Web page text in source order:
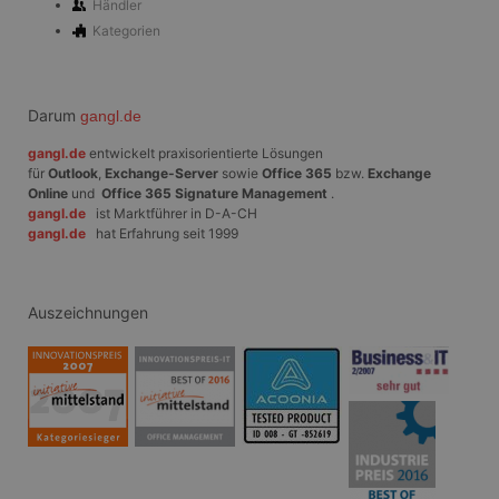
Händler
Kategorien
Darum gangl.de
gangl.de entwickelt praxisorientierte Lösungen
für Outlook, Exchange-Serversowie Office 365 bzw. Exchange
Onlineund Office 365 Signature Management .
gangl.deist Marktführer in D-A-CH
gangl.de hat Erfahrung seit 1999
Auszeichnungen
CookieScriptConsent
CookieScript
www.gangl.de
Anbieter
Ablaufdatum Beschreibung
Ablaufdatum Beschreibung
Name
Anbieter/
Domäne
Ablaufdatum Beschreibung
_tt_enable_cookie .gangl.de
1 Jahr